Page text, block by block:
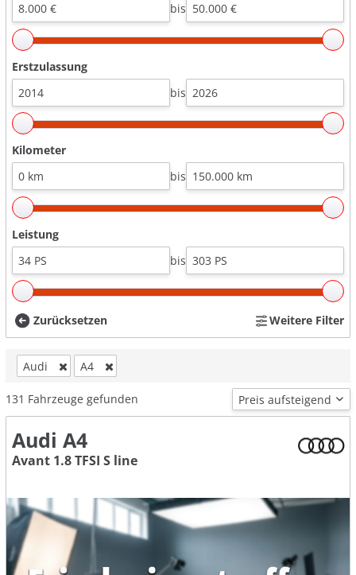
bis
Erstzulassung
bis
Kilometer
bis
Leistung
bis
Zurücksetzen Weitere Filter
Audi A4
131 Fahrzeuge gefunden
Audi A4
Avant 1.8 TFSI S line